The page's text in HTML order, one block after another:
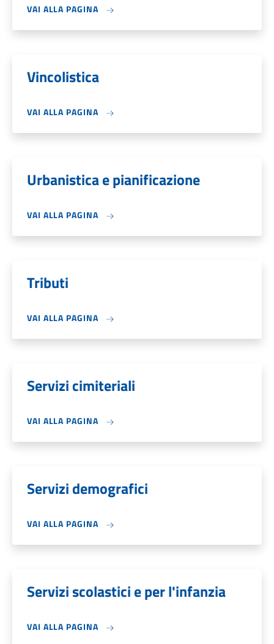
VAI ALLA PAGINA
Vincolistica
VAI ALLA PAGINA
Urbanistica e pianificazione
VAI ALLA PAGINA
Tributi
VAI ALLA PAGINA
Servizi cimiteriali
VAI ALLA PAGINA
Servizi demografici
VAI ALLA PAGINA
Servizi scolastici e per l'infanzia
VAI ALLA PAGINA